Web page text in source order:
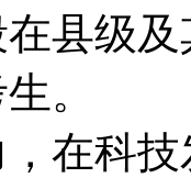
县级
生。
在科